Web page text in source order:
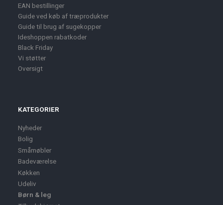
EAN bestillinger
Guide ved køb af træprodukter
Guide til brug af sugekopper
Ideshoppen rabatkoder
Black Friday
Vi støtter
Oversigt
KATEGORIER
Nyheder
Bolig
Småmøbler
Badeværelse
Køkken
Udeliv
Børn & leg